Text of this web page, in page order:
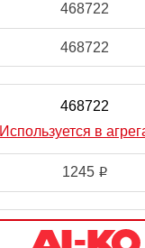
468722
468722
468722
Используется в
1245 i